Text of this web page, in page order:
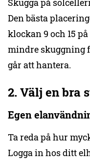
Skugga på
Den bästa
klockan 9 och 15
mindre skuggning
går att hantera.
2. Välj en bra
Egen
Ta reda på hur
Logga in hos ditt